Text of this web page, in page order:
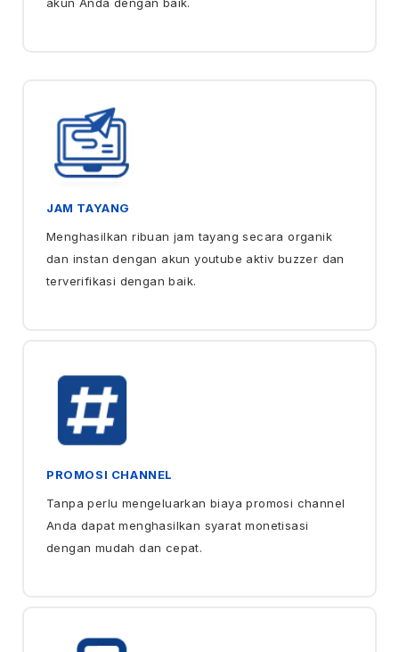
akun Anda dengan baik.
JAM TAYANG
Menghasilkan ribuan jam tayang secara organik
dan instan dengan akun youtube aktiv buzzer dan
terverifikasi dengan baik.
PROMOSI CHANNEL
Tanpa perlu mengeluarkan biaya promosi channel
Anda dapat menghasilkan syarat monetisasi
dengan mudah dan cepat.